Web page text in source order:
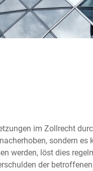
im Zollrecht
sondern es
werden, löst dies
der